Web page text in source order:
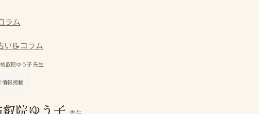
ラム
い📝コラム
祐叡院ゆう子先生
情報掲載
院ゆう子